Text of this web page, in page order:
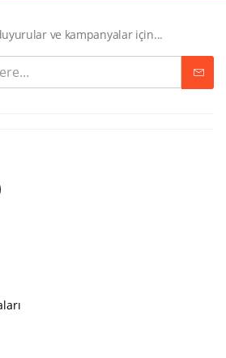
ve kampanyalar için...